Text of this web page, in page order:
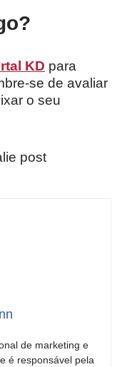
KD para
se de avaliar
o seu
post
de marketing e
é responsável pela